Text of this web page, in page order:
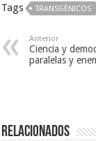
Tags TRANSGÉNICOS
Anterior
Ciencia y
paralelas y
Relacionados